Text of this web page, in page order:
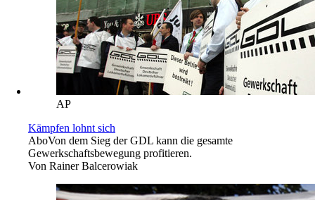
AP
Kämpfen lohnt sich
AboVon dem Sieg der GDL kann die gesamte
Gewerkschaftsbewegung profitieren.
Von Rainer Balcerowiak